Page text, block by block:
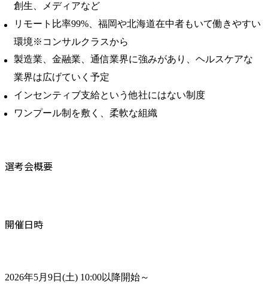
創生、メディアなど
リモート比率99%、福岡や北海道在中者もいて働きやすい
環境※コンサルクラスから
製造業、金融業、通信業界に強みがあり、ヘルスケアな
業界は広げていく予定
インセンティブ支給という他社にはない制度
ワンプール制を敷く、柔軟な組織
選考会概要
開催日時
2026年5月9日(土) 10:00以降開始～